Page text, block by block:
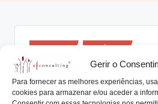
Gerir o
Para fornecer as melhores experiências,
cookies para armazenar e/ou aceder a
u
lt
i
n
Posted
in
Curso Consultores
Barcelona 2018